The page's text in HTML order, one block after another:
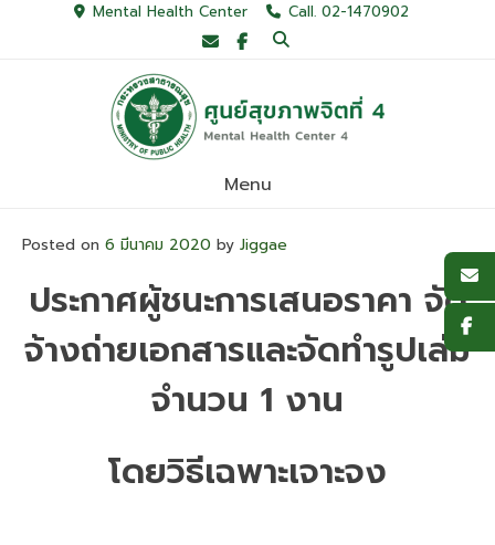
Mental Health Center Call. 02-1470902
Menu
Posted on 6 มีนาคม 2020 by Jiggae
ประกาศผู้ชนะการเสนอราคา จัด
จ้างถ่ายเอกสารและจัดทำรูปเล่ม
จำนวน 1 งาน
โดยวิธีเฉพาะเจาะจง